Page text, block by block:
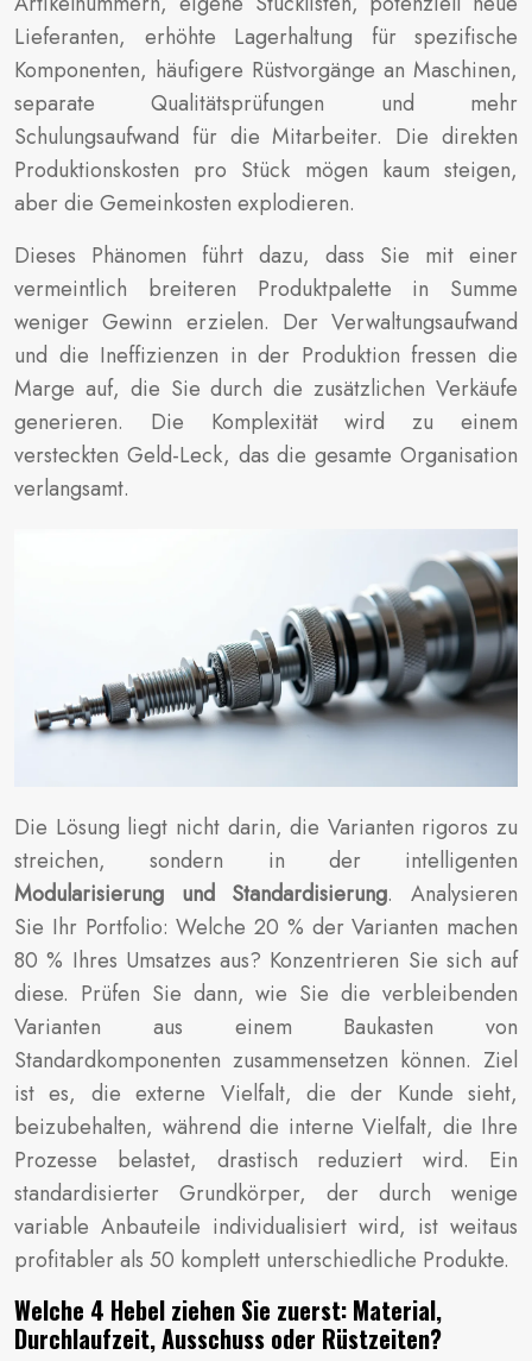
Lieferanten, erhöhte Lagerhaltung für spezifische
Komponenten, häufigere Rüstvorgänge an Maschinen,
separate Qualitätsprüfungen und mehr
Schulungsaufwand für die Mitarbeiter. Die direkten
Produktionskosten pro Stück mögen kaum steigen,
aber die Gemeinkosten explodieren.
Dieses Phänomen führt dazu, dass Sie mit einer
vermeintlich breiteren Produktpalette in Summe
weniger Gewinn erzielen. Der Verwaltungsaufwand
und die Ineffizienzen in der Produktion fressen die
Marge auf, die Sie durch die zusätzlichen Verkäufe
generieren. Die Komplexität wird zu einem
versteckten Geld-Leck, das die gesamte Organisation
verlangsamt.
Die Lösung liegt nicht darin, die Varianten rigoros zu
streichen, sondern in der intelligenten
Modularisierung und Standardisierung. Analysieren
Sie Ihr Portfolio: Welche 20 % der Varianten machen
80 % Ihres Umsatzes aus? Konzentrieren Sie sich auf
diese. Prüfen Sie dann, wie Sie die verbleibenden
Varianten aus einem Baukasten von
Standardkomponenten zusammensetzen können. Ziel
ist es, die externe Vielfalt, die der Kunde sieht,
beizubehalten, während die interne Vielfalt, die Ihre
Prozesse belastet, drastisch reduziert wird. Ein
standardisierter Grundkörper, der durch wenige
variable Anbauteile individualisiert wird, ist weitaus
profitabler als 50 komplett unterschiedliche Produkte.
Welche 4 Hebel ziehen Sie zuerst: Material,
Durchlaufzeit, Ausschuss oder Rüstzeiten?